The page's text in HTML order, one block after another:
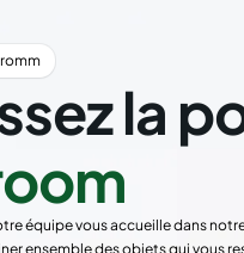
la
équipe vous accueille dans
ensemble des objets qui vous